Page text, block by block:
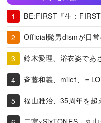
BE:FIRST『生：
Official髭男dismが日
鈴木愛理、浴衣姿であ
斉藤和義、milet、＝
福山雅治、35周年を超